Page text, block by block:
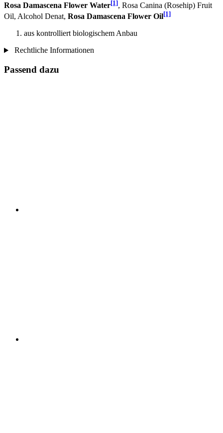
Rosa Damascena Flower Water[1], Rosa Сanina (Rosehip) Fruit
Oil, Alcohol Denat, Rosa Damascena Flower Oil[1]
aus kontrolliert biologischem Anbau
Rechtliche Informationen
Passend dazu